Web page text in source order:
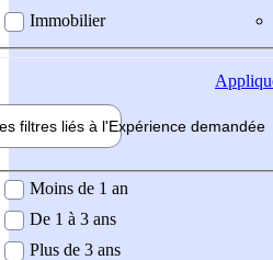
Immobilier
filtres liés à l'Expérience demandée
demandée
Moins de 1 an
De 1 à 3 ans
Plus de 3 ans